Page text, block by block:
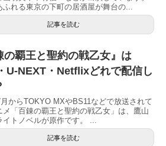
ふれる東京の下町の居酒屋が舞台の...
記事を読む
の覇王と聖約の戦乙女』は
U-NEXT・Netflixどれで配信し
からTOKYO MXやBS11などで放送されて
メ「百錬の覇王と聖約の戦乙女」は、鷹山
イトノベルが原作です。 ...
記事を読む